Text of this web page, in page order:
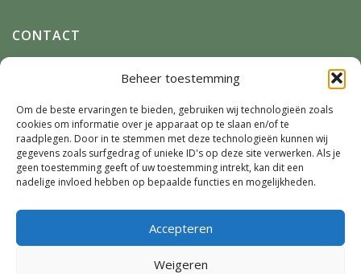
Beheer toestemming
Om de beste ervaringen te bieden, gebruiken wij technologieën zoals
cookies om informatie over je apparaat op te slaan en/of te
raadplegen. Door in te stemmen met deze technologieën kunnen wij
gegevens zoals surfgedrag of unieke ID's op deze site verwerken. Als je
geen toestemming geeft of uw toestemming intrekt, kan dit een
nadelige invloed hebben op bepaalde functies en mogelijkheden.
Accepteren
Weigeren
CONTACT
E-mail:Winterman.kunstnatuur@live.nl
Telefoon:0641124587
SOCIAL MEDIA